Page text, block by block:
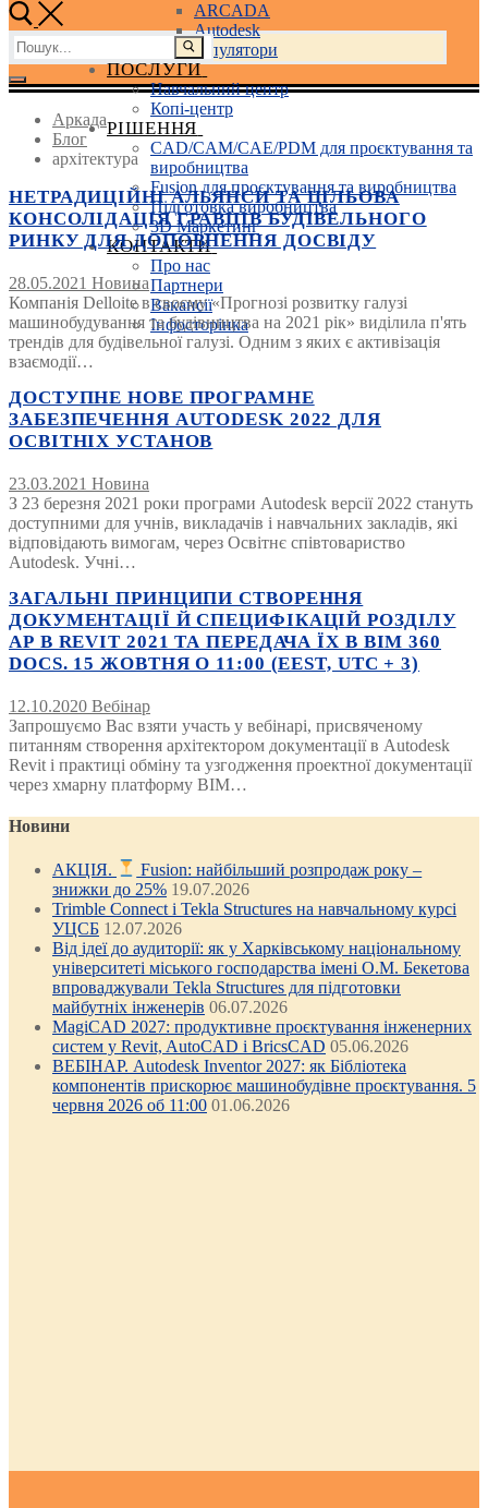
ARCADA
Autodesk
3D маніпулятори
ПОСЛУГИ
Навчальний центр
Копі-центр
РІШЕННЯ
CAD/CAM/CAE/PDM для проєктування та
виробництва
Fusion для проєктування та виробництва
Підготовка виробництва
3D Маркетинг
КОНТАКТИ
Про нас
Партнери
Вакансії
Інфосторінка
Пошук:
Аркада
Блог
архітектура
НЕТРАДИЦІЙНІ АЛЬЯНСИ ТА ЦІЛЬОВА
КОНСОЛІДАЦІЯ ГРАВЦІВ БУДІВЕЛЬНОГО
РИНКУ ДЛЯ ДОПОВНЕННЯ ДОСВІДУ
28.05.2021 Новина
Компанія Delloite в своєму «Прогнозі розвитку галузі
машинобудування та будівництва на 2021 рік» виділила п'ять
трендів для будівельної галузі. Одним з яких є активізація
взаємодії…
ДОСТУПНЕ НОВЕ ПРОГРАМНЕ
ЗАБЕЗПЕЧЕННЯ AUTODESK 2022 ДЛЯ
ОСВІТНІХ УСТАНОВ
23.03.2021 Новина
З 23 березня 2021 роки програми Autodesk версії 2022 стануть
доступними для учнів, викладачів і навчальних закладів, які
відповідають вимогам, через Освітнє співтовариство
Autodesk. Учні…
ЗАГАЛЬНІ ПРИНЦИПИ СТВОРЕННЯ
ДОКУМЕНТАЦІЇ Й СПЕЦИФІКАЦІЙ РОЗДІЛУ
АР В REVIT 2021 ТА ПЕРЕДАЧА ЇХ В BIM 360
DOCS. 15 ЖОВТНЯ О 11:00 (EEST, UTC + 3)
12.10.2020 Вебінар
Запрошуємо Вас взяти участь у вебінарі, присвяченому
питанням створення архітектором документації в Autodesk
Revit і практиці обміну та узгодження проектної документації
через хмарну платформу BIM…
Новини
АКЦІЯ.
Fusion: найбільший розпродаж року –
знижки до 25% 19.07.2026
Trimble Connect і Tekla Structures на навчальному курсі
УЦСБ 12.07.2026
Від ідеї до аудиторії: як у Харківському національному
університеті міського господарства імені О.М. Бекетова
впроваджували Tekla Structures для підготовки
майбутніх інженерів 06.07.2026
MagiCAD 2027: продуктивне проєктування інженерних
систем у Revit, AutoCAD і BricsCAD 05.06.2026
ВЕБІНАР. Autodesk Inventor 2027: як Бібліотека
компонентів прискорює машинобудівне проєктування. 5
червня 2026 об 11:00 01.06.2026